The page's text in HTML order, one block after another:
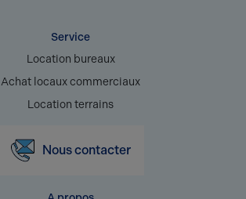
Service
Location bureaux
Achat locaux commerciaux
Location terrains
Nous contacter